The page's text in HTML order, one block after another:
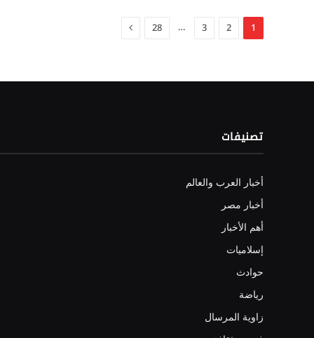
1
2
3
…
28 التالي
تصنيفات
أخبار العرب والعالم
أخبار مصر
أهم الأخبار
إسلاميات
حوادث
رياضة
زاوية المرسال